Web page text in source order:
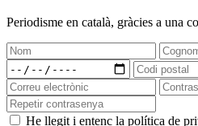
Periodisme en català, gràcies a una
He llegit i entenc la política de